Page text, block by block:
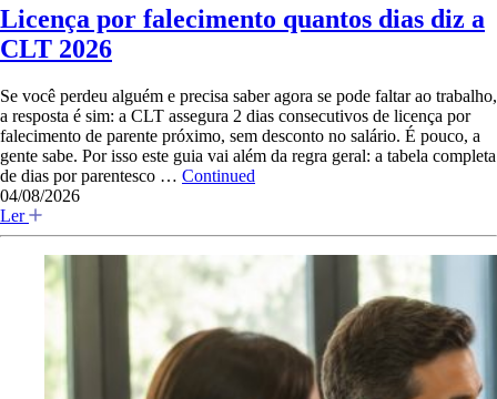
Licença por falecimento quantos dias diz a
CLT 2026
Se você perdeu alguém e precisa saber agora se pode faltar ao trabalho,
a resposta é sim: a CLT assegura 2 dias consecutivos de licença por
falecimento de parente próximo, sem desconto no salário. É pouco, a
gente sabe. Por isso este guia vai além da regra geral: a tabela completa
de dias por parentesco … Continued
04/08/2026
Ler